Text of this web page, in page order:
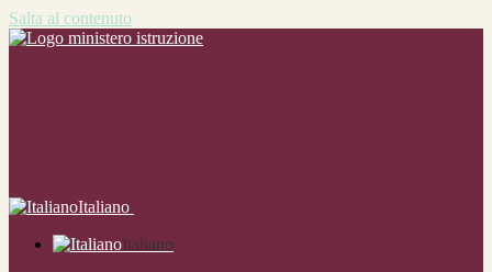
Salta al contenuto
Italiano
Italiano